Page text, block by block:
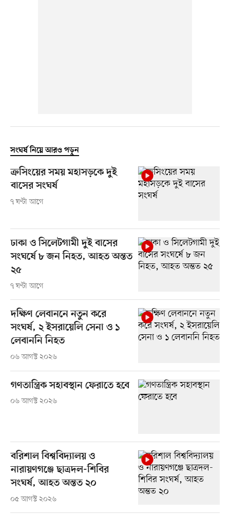
সংঘর্ষ নিয়ে আরও পড়ুন
ক্রসিংয়ের সময় মহাসড়কে দুই
বাসের সংঘর্ষ
৭ ঘণ্টা আগে
ঢাকা ও সিলেটগামী দুই বাসের
সংঘর্ষে ৮ জন নিহত, আহত অন্তত
২৫
৭ ঘণ্টা আগে
দক্ষিণ লেবাননে নতুন করে
সংঘর্ষ, ২ ইসরায়েলি সেনা ও ১
লেবাননি নিহত
০৬ আগস্ট ২০২৬
গণতান্ত্রিক সহাবস্থান ফেরাতে হবে
০৬ আগস্ট ২০২৬
বরিশাল বিশ্ববিদ্যালয় ও
নারায়ণগঞ্জে ছাত্রদল-শিবির
সংঘর্ষ, আহত অন্তত ২০
০৫ আগস্ট ২০২৬